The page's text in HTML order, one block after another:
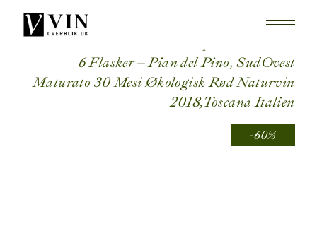
content
6 Flasker – Pian del Pino, SudOvest
Maturato 30 Mesi Økologisk Rød Naturvin
2018,Toscana Italien
-60%